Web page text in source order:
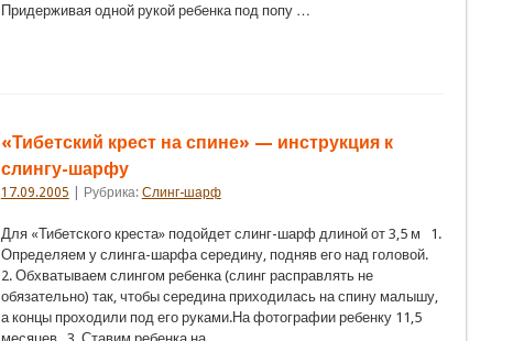
Придерживая одной рукой ребенка под попу …
«Тибетский крест на спине» — инструкция к
слингу-шарфу
17.09.2005 | Рубрика: Слинг-шарф
Для «Тибетского креста» подойдет слинг-шарф длиной от 3,5 м 1.
Определяем у слинга-шарфа середину, подняв его над головой.
2. Обхватываем слингом ребенка (слинг расправлять не
обязательно) так, чтобы середина приходилась на спину малышу,
а концы проходили под его руками.На фотографии ребенку 11,5